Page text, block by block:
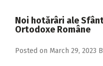
2017
Noi hotărâri ale
Ortodoxe Române
Posted on March 29, 2023